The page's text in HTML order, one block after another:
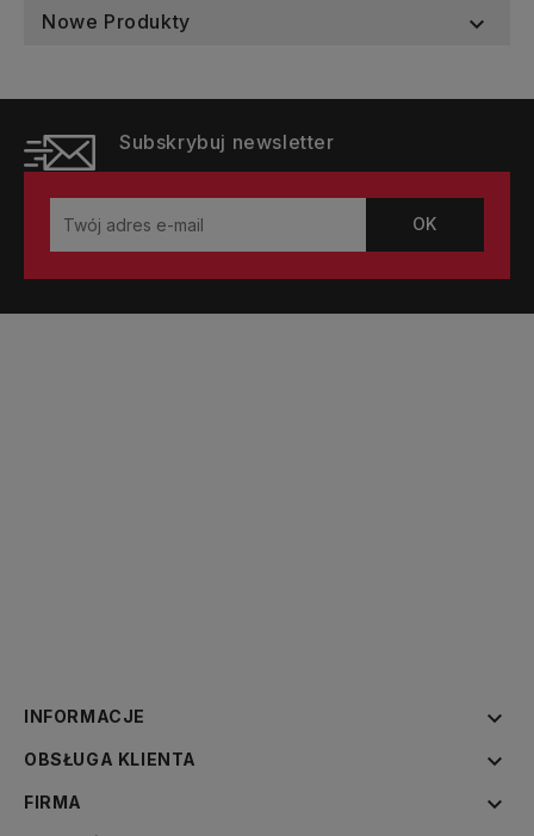
Nowe Produkty 
Subskrybuj newsletter
INFORMACJE 
OBSŁUGA KLIENTA 
FIRMA 